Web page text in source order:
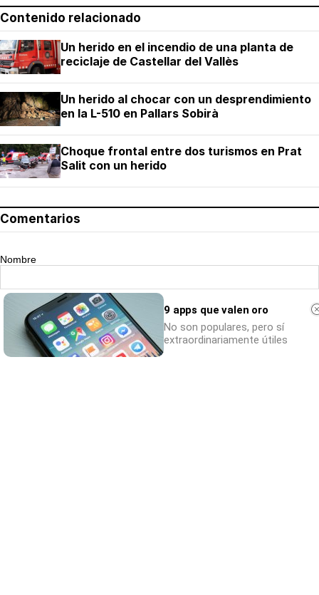
Contenido relacionado
Un herido en el incendio de una planta de
reciclaje de Castellar del Vallès
Un herido al chocar con un desprendimiento
en la L-510 en Pallars Sobirà
Choque frontal entre dos turismos en Prat
Salit con un herido
Comentarios
Nombre
Correo electrónico
Tu comentario
9 apps que valen oro
No son populares, pero sí
extraordinariamente útiles